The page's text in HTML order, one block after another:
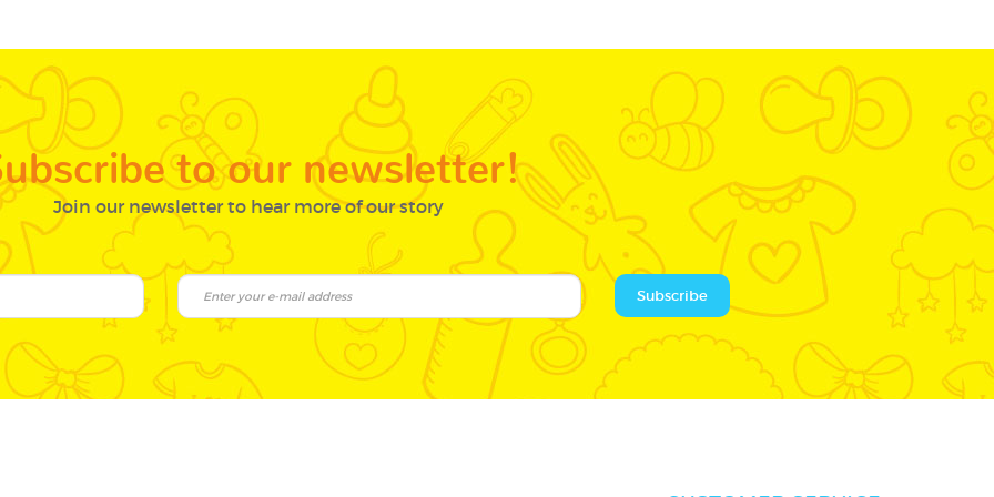
to our newsletter!
Join our newsletter to hear more of our story
Subscribe